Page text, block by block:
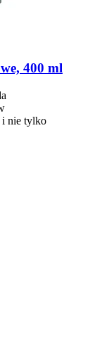
400 ml
i nie tylko